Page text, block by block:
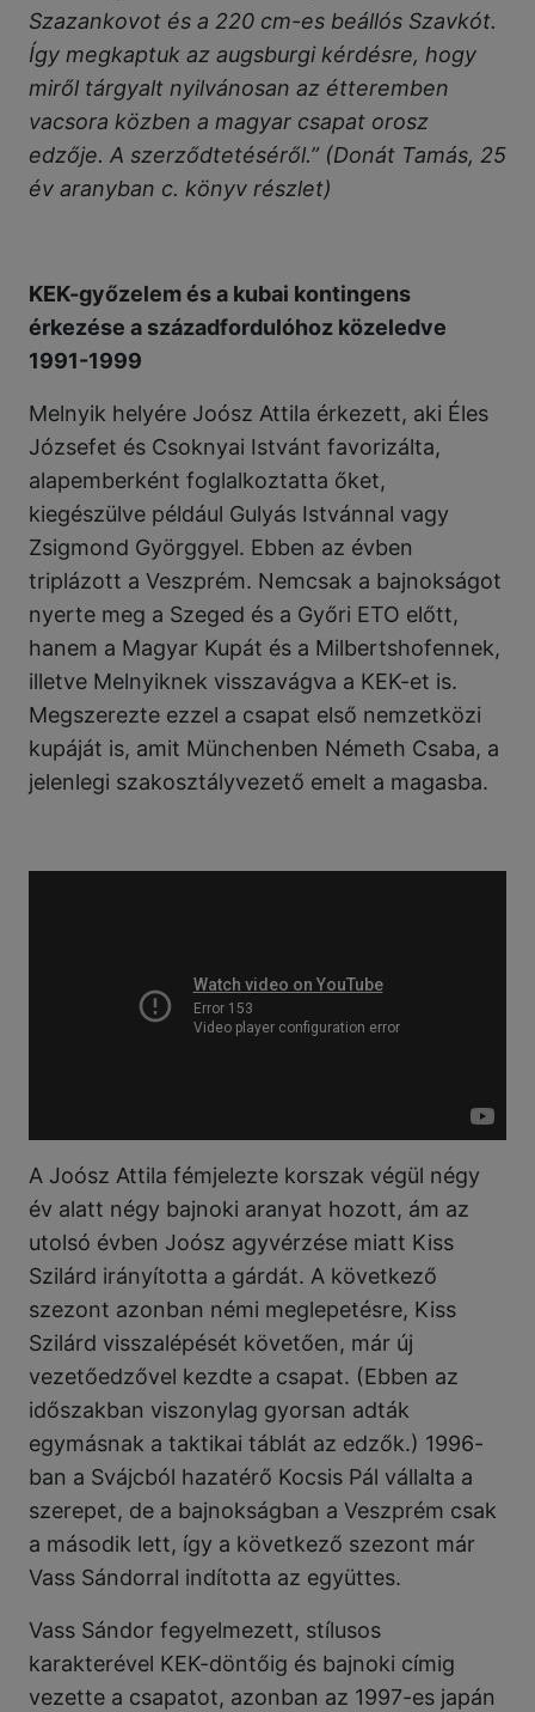
Szazankovot és a 220 cm-es beállós Szavkót.
Így megkaptuk az augsburgi kérdésre, hogy
miről tárgyalt nyilvánosan az étteremben
vacsora közben a magyar csapat orosz
edzője. A szerződtetéséről.” (Donát Tamás, 25
év aranyban c. könyv részlet)
KEK-győzelem és a kubai kontingens
érkezése a századfordulóhoz közeledve
1991-1999
Melnyik helyére Joósz Attila érkezett, aki Éles
Józsefet és Csoknyai Istvánt favorizálta,
alapemberként foglalkoztatta őket,
kiegészülve például Gulyás Istvánnal vagy
Zsigmond Györggyel. Ebben az évben
triplázott a Veszprém. Nemcsak a bajnokságot
nyerte meg a Szeged és a Győri ETO előtt,
hanem a Magyar Kupát és a Milbertshofennek,
illetve Melnyiknek visszavágva a KEK-et is.
Megszerezte ezzel a csapat első nemzetközi
kupáját is, amit Münchenben Németh Csaba, a
jelenlegi szakosztályvezető emelt a magasba.
A Joósz Attila fémjelezte korszak végül négy
év alatt négy bajnoki aranyat hozott, ám az
utolsó évben Joósz agyvérzése miatt Kiss
Szilárd irányította a gárdát. A következő
szezont azonban némi meglepetésre, Kiss
Szilárd visszalépését követően, már új
vezetőedzővel kezdte a csapat. (Ebben az
időszakban viszonylag gyorsan adták
egymásnak a taktikai táblát az edzők.) 1996-
ban a Svájcból hazatérő Kocsis Pál vállalta a
szerepet, de a bajnokságban a Veszprém csak
a második lett, így a következő szezont már
Vass Sándorral indította az együttes.
Vass Sándor fegyelmezett, stílusos
karakterével KEK-döntőig és bajnoki címig
vezette a csapatot, azonban az 1997-es japán